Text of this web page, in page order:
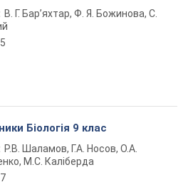
В. Г. Бар’яхтар, Ф. Я. Божинова, С.
Біологія 9 клас
Р.В. Шаламов, Г.А. Носов, О.А.
М.С. Каліберда